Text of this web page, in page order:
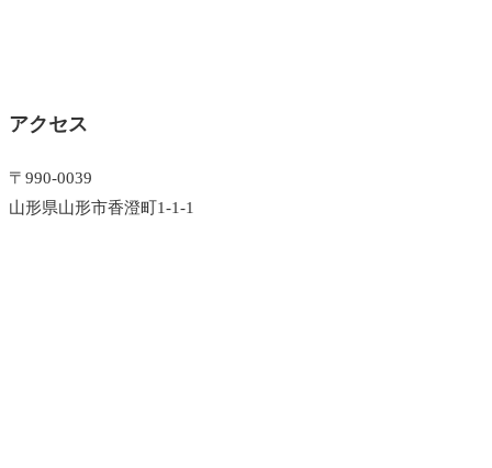
アクセス
〒990-0039
山形県山形市香澄町1-1-1